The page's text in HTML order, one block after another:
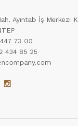
Ayıntab İş Merkezi
73 00
434 85 25